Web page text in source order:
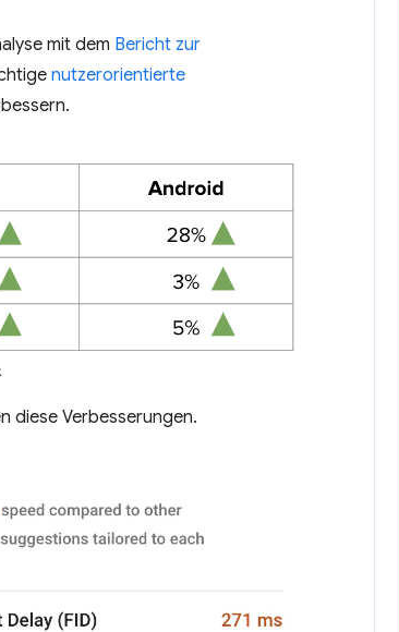
mit dem Bericht zur
nutzerorientierte
diese Verbesserungen.